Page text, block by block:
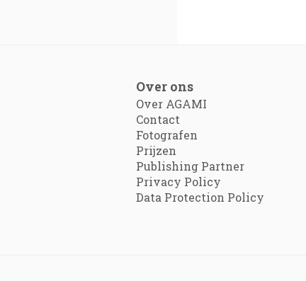
Over ons
Over AGAMI
Contact
Fotografen
Prijzen
Publishing Partner
Privacy Policy
Data Protection Policy